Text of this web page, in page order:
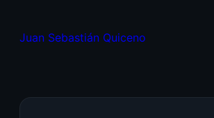
Juan Sebastián Quiceno